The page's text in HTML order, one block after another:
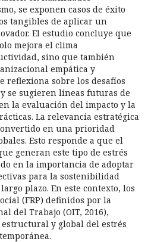
se exponen casos de éxito
tangibles de aplicar un
El estudio concluye que
mejora el clima
sino que también
empática y
reflexiona sobre los desafíos
se sugieren líneas futuras de
la evaluación del impacto y la
La relevancia estratégica
en una prioridad
Esto responde a que el
generan este tipo de estrés
en la importancia de adoptar
para la sostenibilidad
plazo. En este contexto, los
(FRP) definidos por la
del Trabajo (OIT, 2016),
y global del estrés